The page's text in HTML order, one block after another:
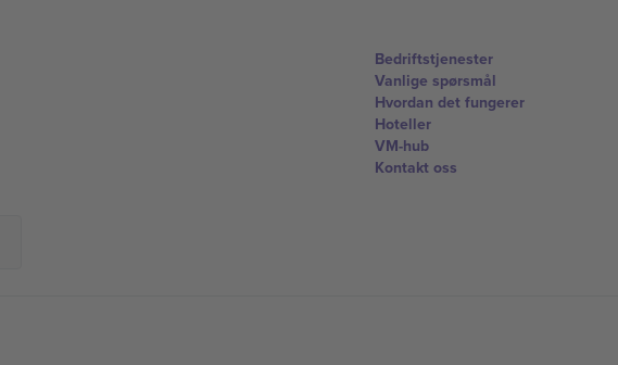
Bedriftstjenester
Vanlige spørsmål
Hvordan det fungerer
Hoteller
VM-hub
Kontakt oss